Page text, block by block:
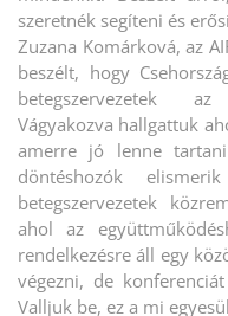
szeretnék segíteni és
Zuzana Komárková, az
beszélt, hogy
betegszervezetek
Vágyakozva hallgattuk
amerre jó lenne
döntéshozók
betegszervezetek
ahol az
rendelkezésre áll egy
végezni, de
Valljuk be, ez a mi